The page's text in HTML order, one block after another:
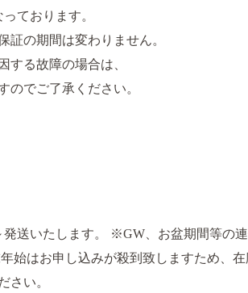
ております。
証の期間は変わりません。
する故障の場合は、
のでご了承ください。
いたします。 ※GW、お盆期間等の連
始はお申し込みが殺到致しますため、
さい。